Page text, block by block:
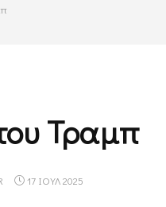
Τραμπ
17 ΙΟΥΛ 2025